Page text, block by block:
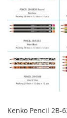
LIST
Kenko Pencil 2B-